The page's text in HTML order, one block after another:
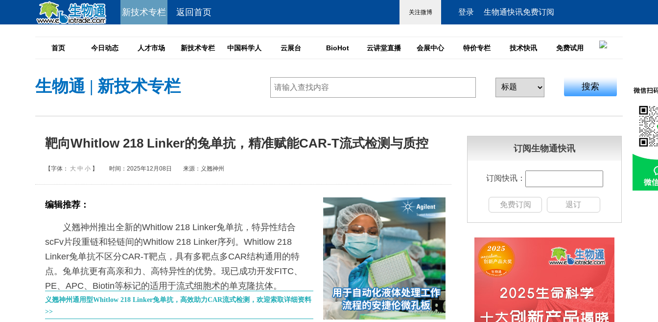
新技术专栏 返回首页 登录 生物通快讯免费订阅
首页 今日动态 人才市场 新技术专栏 中国科学人 云展台 BioHot 云讲堂直播 会展中心 特价专栏 技术快讯 免费试用
生物通 | 新技术专栏 搜索
靶向Whitlow 218 Linker的兔单抗，精准赋能CAR-T流式检测与质控
【字体： 大 中 小 】 时间：2025年12月08日 来源：义翘神州
编辑推荐：
义翘神州推出全新的Whitlow 218 Linker兔单抗，特异性结合
scFv片段重链和轻链间的Whitlow 218 Linker序列。Whitlow 218
Linker兔单抗不区分CAR-T靶点，具有多靶点多CAR结构通用的特
点。兔单抗更有高亲和力、高特异性的优势。现已成功开发FITC、
PE、APC、Biotin等标记的适用于流式细胞术的单克隆抗体。
义翘神州通用型Whitlow 218 Linker兔单抗，高效助力CAR流式检测，欢迎索取详细资料
>>
订阅生物通快讯
订阅快讯：
免费订阅 退订